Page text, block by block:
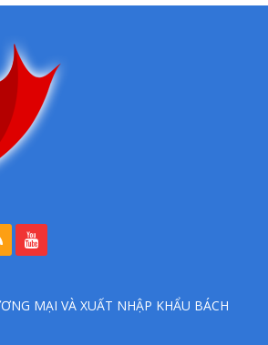
MẠI VÀ XUẤT NHẬP KHẨU BÁCH